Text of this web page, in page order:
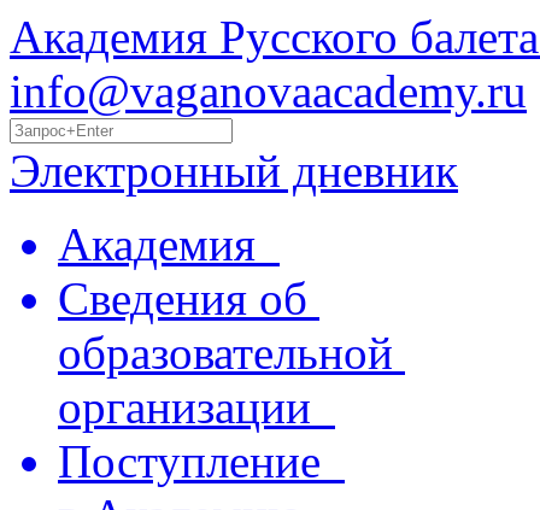
Академия Русского
info@vaganovaacademy.ru
Электронный дневник
Академия
Сведения об
образовательной
организации
Поступление